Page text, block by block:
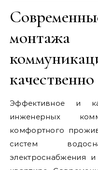
монтажа
качественно
Эффективное и
инженерных
комфортного
систем
электроснабжения